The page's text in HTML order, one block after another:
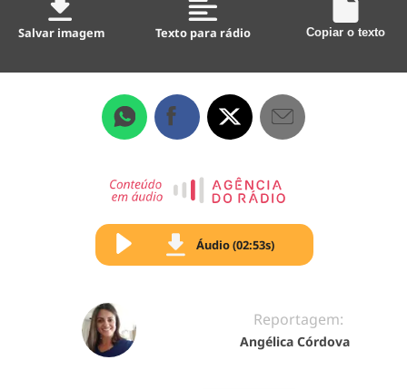
Salvar imagem Texto para rádio Copiar o texto
Áudio (02:53s)
Reportagem:
Angélica Córdova